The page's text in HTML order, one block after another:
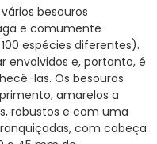
besouros
e comumente
espécies diferentes).
envolvidos e, portanto, é
las. Os besouros
amarelos a
robustos e com uma
com cabeça